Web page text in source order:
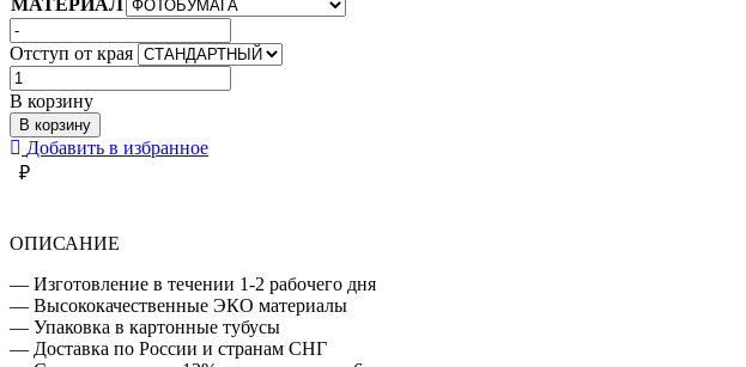
Отступ от края
Количество
товара
БОХО
ЦВЕТА
ОСЕНИ
В корзину
В корзину
Добавить в избранное
₽
ОПИСАНИЕ
— Изготовление в течении 1-2 рабочего дня
— Высококачественные ЭКО материалы
— Упаковка в картонные тубусы
— Доставка по России и странам СНГ